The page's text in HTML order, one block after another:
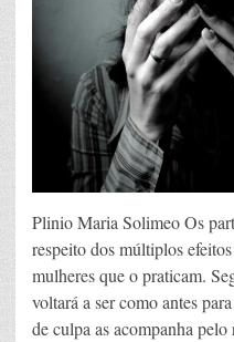
Plinio Maria Solimeo Os
respeito dos múltiplos
mulheres que o praticam.
voltará a ser como antes
de culpa as acompanha